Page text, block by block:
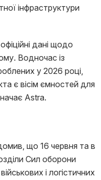
інфраструктури
дані щодо
Водночас із
у 2026 році,
є вісім ємностей для
Astra.
що 16 червня та в
Сил оборони
і логістичних